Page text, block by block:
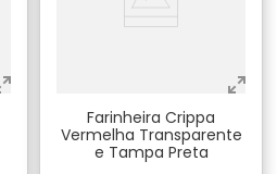
Farinheira Crippa
Vermelha Transparente
e Tampa Preta